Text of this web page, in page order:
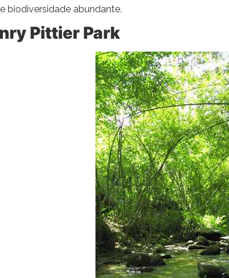
biodiversidade abundante.
Pittier Park